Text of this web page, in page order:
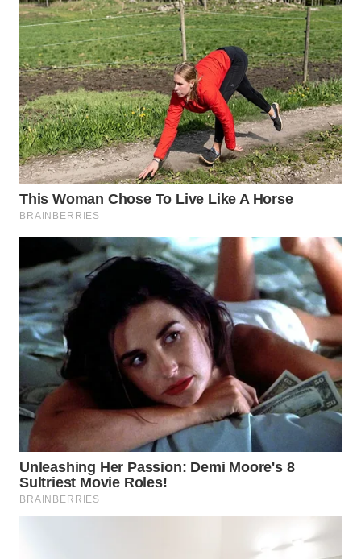
TAPANULI
TENGAH
WN DELI
SERDANG
WN
TEBING
TINGGI
WN
PAKPAK
WN
KARAWANG
WN
BEKASI
WN
BOGOR
DEPOK
WN
TAPANULI